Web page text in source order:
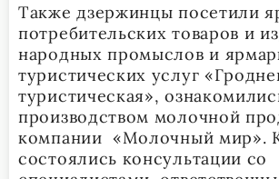
Также дзержинцы посетили
потребительских товаров и
народных промыслов и
туристических услуг
туристическая»,
производством молочной
компании «Молочный мир».
состоялись консультации со